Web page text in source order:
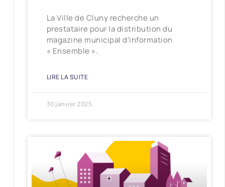
La Ville de Cluny recherche un
prestataire pour la distribution du
magazine municipal d’information
« Ensemble ».
LIRE LA SUITE
30 janvier 2025